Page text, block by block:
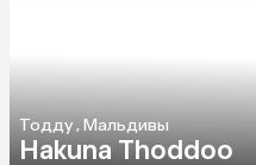
Тодду , Мальдивы
Hakuna Thoddoo